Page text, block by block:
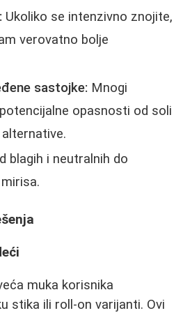
Ukoliko se intenzivno znojite,
verovatno bolje
sastojke: Mnogi
opasnosti od soli
blagih i neutralnih do
muka korisnika
stika ili roll-on varijanti. Ovi